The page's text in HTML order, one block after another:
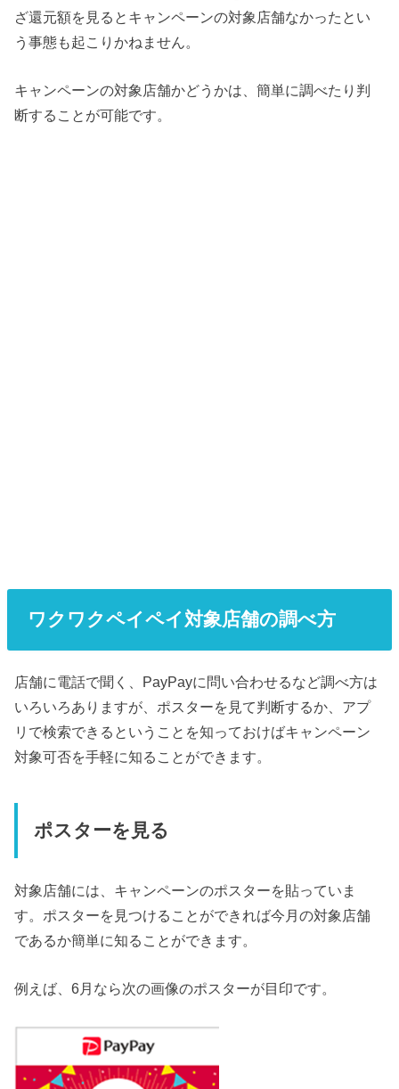
ざ還元額を見るとキャンペーンの対象店舗なかったとい
う事態も起こりかねません。
キャンペーンの対象店舗かどうかは、簡単に調べたり判
断することが可能です。
ワクワクペイペイ対象店舗の調べ方
店舗に電話で聞く、PayPayに問い合わせるなど調べ方は
いろいろありますが、ポスターを見て判断するか、アプ
リで検索できるということを知っておけばキャンペーン
対象可否を手軽に知ることができます。
ポスターを見る
対象店舗には、キャンペーンのポスターを貼っていま
す。ポスターを見つけることができれば今月の対象店舗
であるか簡単に知ることができます。
例えば、6月なら次の画像のポスターが目印です。